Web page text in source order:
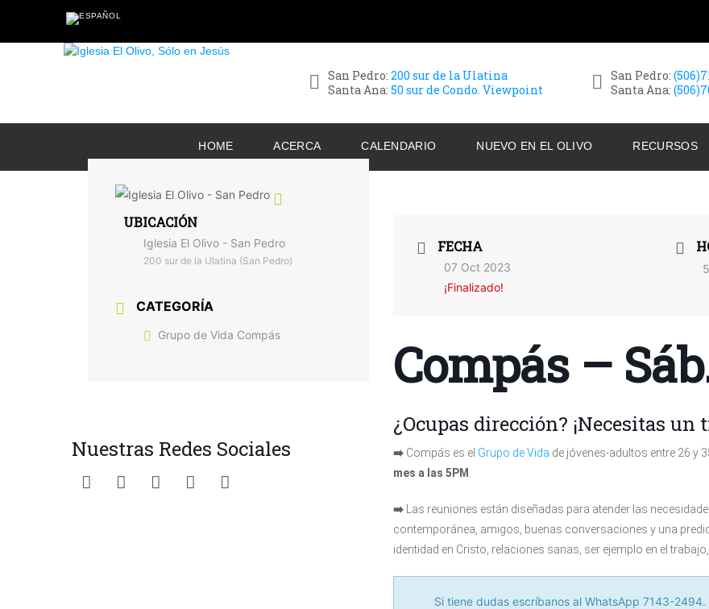
San Pedro: 200 sur de la Ulatina
Santa Ana: 50 sur de Condo. Viewpoint
San Pedro:
Santa Ana:
HOME ACERCA CALENDARIO NUEVO EN EL OLIVO RECURSOS
UBICACIÓN
Iglesia El Olivo - San Pedro
200 sur de la Ulatina (San Pedro)
CATEGORÍA
Grupo de Vida Compás
Nuestras Redes Sociales
FECHA
07 Oct 2023
¡Finalizado!
Compás –
¿Ocupas dirección? ¡Necesitas un
➡️ Compás es el Grupo de Vida de jóvenes-adultos entre 26 y
mes a las 5PM
➡️
Las reuniones están diseñadas para atender las
contemporánea, amigos, buenas conversaciones y una
identidad en Cristo, relaciones sanas, ser ejemplo en el
Si tiene dudas escríbanos al WhatsApp 7143-2494.